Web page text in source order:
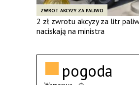
ZWROT AKCYZY ZA PALIWO
2 zł zwrotu akcyzy za litr
naciskają na ministra
pogoda